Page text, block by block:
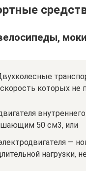
которых
50 см3, или
—
нагрузки,